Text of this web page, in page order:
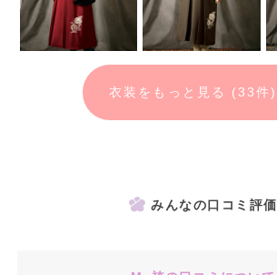
全店が、駅近でアクセス便利‼️
菊京屋 天王寺あべの店（ルシアス２階）
菊京屋 大阪梅田店（大阪駅前第３ビル）
菊京屋 神戸三宮店(さんプラザ３階）
衣装をもっと見る (33件)
みんなの口コミ評価